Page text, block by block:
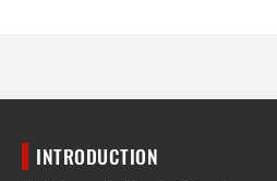
INTRODUCTION